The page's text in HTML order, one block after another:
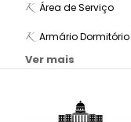
Área de Serviço
Armário Dormitório
Ver mais